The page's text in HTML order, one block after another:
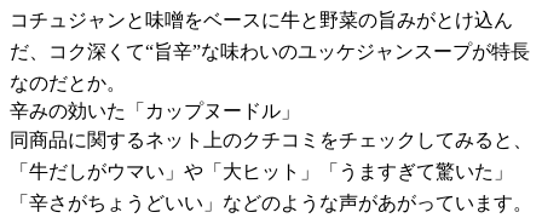
コチュジャンと味噌をベースに牛と野菜の旨みがとけ込ん
だ、コク深くて“旨辛”な味わいのユッケジャンスープが特長
なのだとか。
辛みの効いた「カップヌードル」
同商品に関するネット上のクチコミをチェックしてみると、
「牛だしがウマい」や「大ヒット」「うますぎて驚いた」
「辛さがちょうどいい」などのような声があがっています。